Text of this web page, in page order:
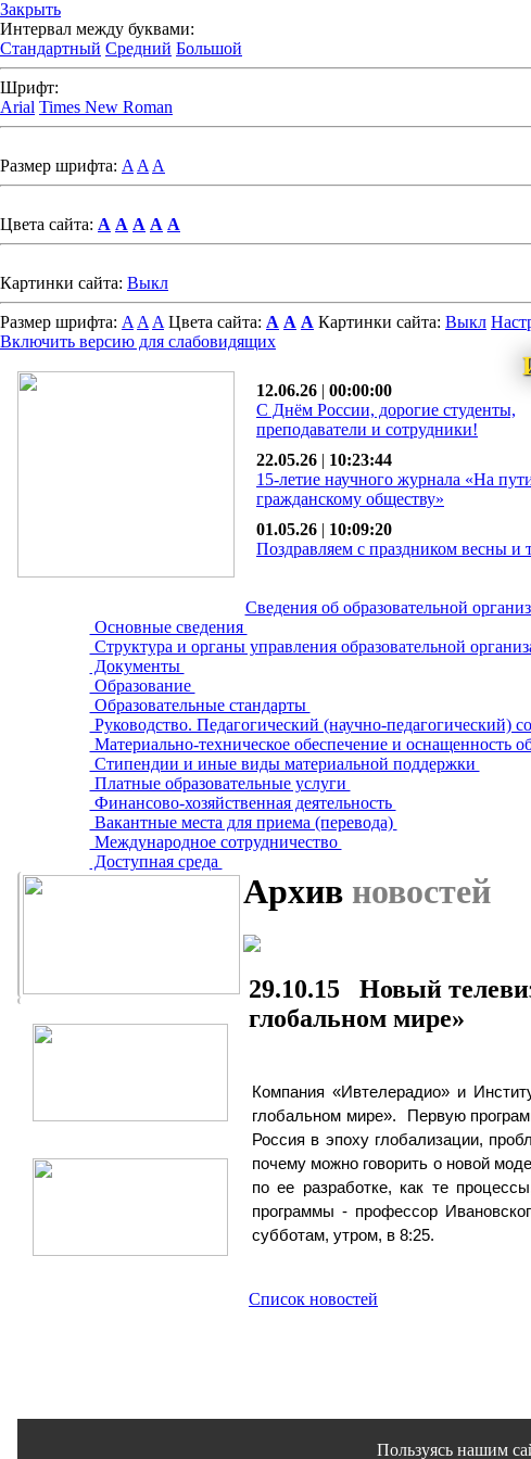
Закрыть
Интервал между буквами:
Стандартный Средний Большой
Шрифт:
Arial Times New Roman
Размер шрифта: A A A
Цвета сайта: A A A A A
Картинки сайта: Выкл
Размер шрифта: A A A Цвета сайта: A A A Картинки сайта: Выкл
Включить версию для слабовидящих
12.06.26 | 00:00:00
С Днём России, дорогие студенты,
преподаватели и сотрудники!
22.05.26 | 10:23:44
15-летие научного журнала «На
гражданскому обществу»
01.05.26 | 10:09:20
Поздравляем с праздником весны и
Сведения об образовательной
Основные сведения
Структура и органы управления образовательной
Документы
Образование
Образовательные стандарты
Руководство. Педагогический (научно-педагогический)
Материально-техническое обеспечение и оснащенность
Стипендии и иные виды материальной поддержки
Платные образовательные услуги
Финансово-хозяйственная деятельность
Вакантные места для приема (перевода)
Международное сотрудничество
Доступная среда
Архив новостей
29.10.15 Новый
глобальном мире»
Компания «Ивтелерадио» и
глобальном мире». Первую
Россия в эпоху глобализации,
почему можно говорить о новой
по ее разработке, как те
программы - профессор
субботам, утром, в 8:25.
Список новостей
Пользуясь нашим